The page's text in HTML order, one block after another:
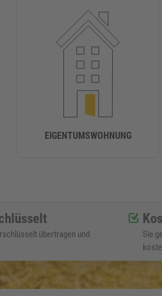
EIGENTUMSWOHNUNG
übertragen und
Sie